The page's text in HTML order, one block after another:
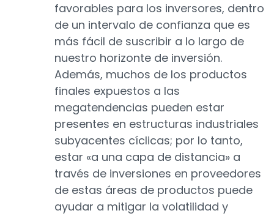
favorables para los inversores, dentro
de un intervalo de confianza que es
más fácil de suscribir a lo largo de
nuestro horizonte de inversión.
Además, muchos de los productos
finales expuestos a las
megatendencias pueden estar
presentes en estructuras industriales
subyacentes cíclicas; por lo tanto,
estar «a una capa de distancia» a
través de inversiones en proveedores
de estas áreas de productos puede
ayudar a mitigar la volatilidad y